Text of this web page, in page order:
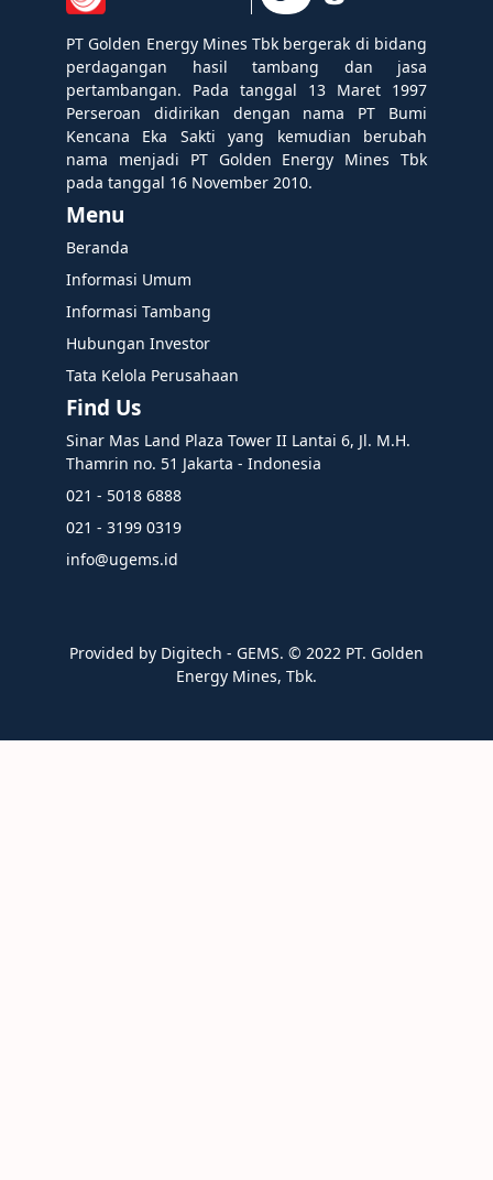
PT Golden Energy Mines Tbk bergerak di bidang
perdagangan hasil tambang dan jasa
pertambangan. Pada tanggal 13 Maret 1997
Perseroan didirikan dengan nama PT Bumi
Kencana Eka Sakti yang kemudian berubah
nama menjadi PT Golden Energy Mines Tbk
pada tanggal 16 November 2010.
Menu
Beranda
Informasi Umum
Informasi Tambang
Hubungan Investor
Tata Kelola Perusahaan
Find Us
Sinar Mas Land Plaza Tower II Lantai 6, Jl. M.H.
Thamrin no. 51 Jakarta - Indonesia
021 - 5018 6888
021 - 3199 0319
info@ugems.id
Provided by Digitech - GEMS. ©️ 2022 PT. Golden
Energy Mines, Tbk.